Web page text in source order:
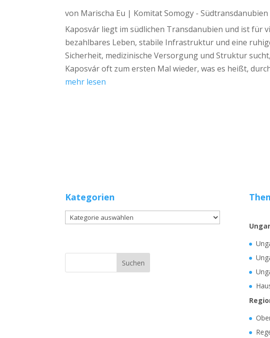
von Marischa Eu | Komitat Somogy - Südtransdanubien
Kaposvár liegt im südlichen Transdanubien und ist für
bezahlbares Leben, stabile Infrastruktur und eine
Sicherheit, medizinische Versorgung und Struktur
Kaposvár oft zum ersten Mal wieder, was es heißt,
mehr lesen
Kategorien
Kategorien